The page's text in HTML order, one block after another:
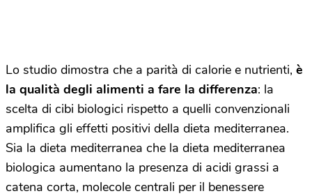
Lo studio dimostra che a parità di calorie e nutrienti, è
la qualità degli alimenti a fare la differenza: la
scelta di cibi biologici rispetto a quelli convenzionali
amplifica gli effetti positivi della dieta mediterranea.
Sia la dieta mediterranea che la dieta mediterranea
biologica aumentano la presenza di acidi grassi a
catena corta, molecole centrali per il benessere